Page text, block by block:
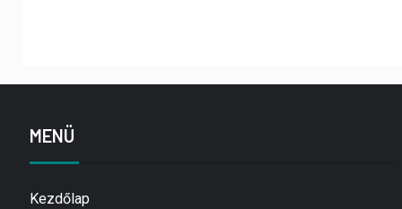
MENÜ
Kezdőlap